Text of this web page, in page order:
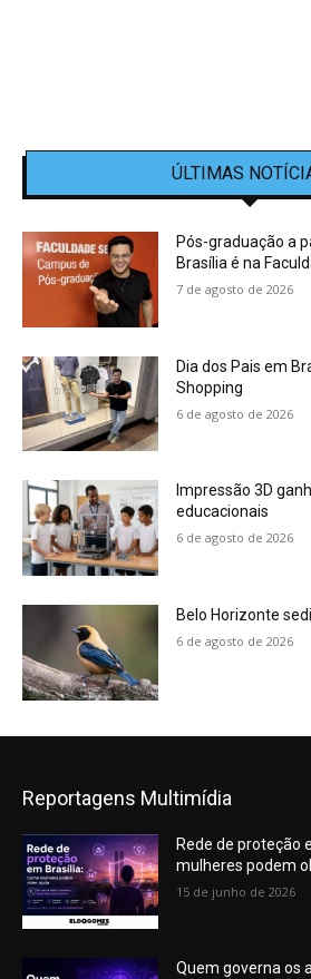
ÚLTIMAS
Pós-graduação a
Brasília é na
7 de agosto de 2026
Dia dos Pais em
Shopping
6 de agosto de 2026
Impressão 3D
educacionais
6 de agosto de 2026
Belo Horizonte
6 de agosto de 2026
Reportagens Multimídia
Rede de proteção
mulheres podem
15 de junho de 2026
Quem governa os